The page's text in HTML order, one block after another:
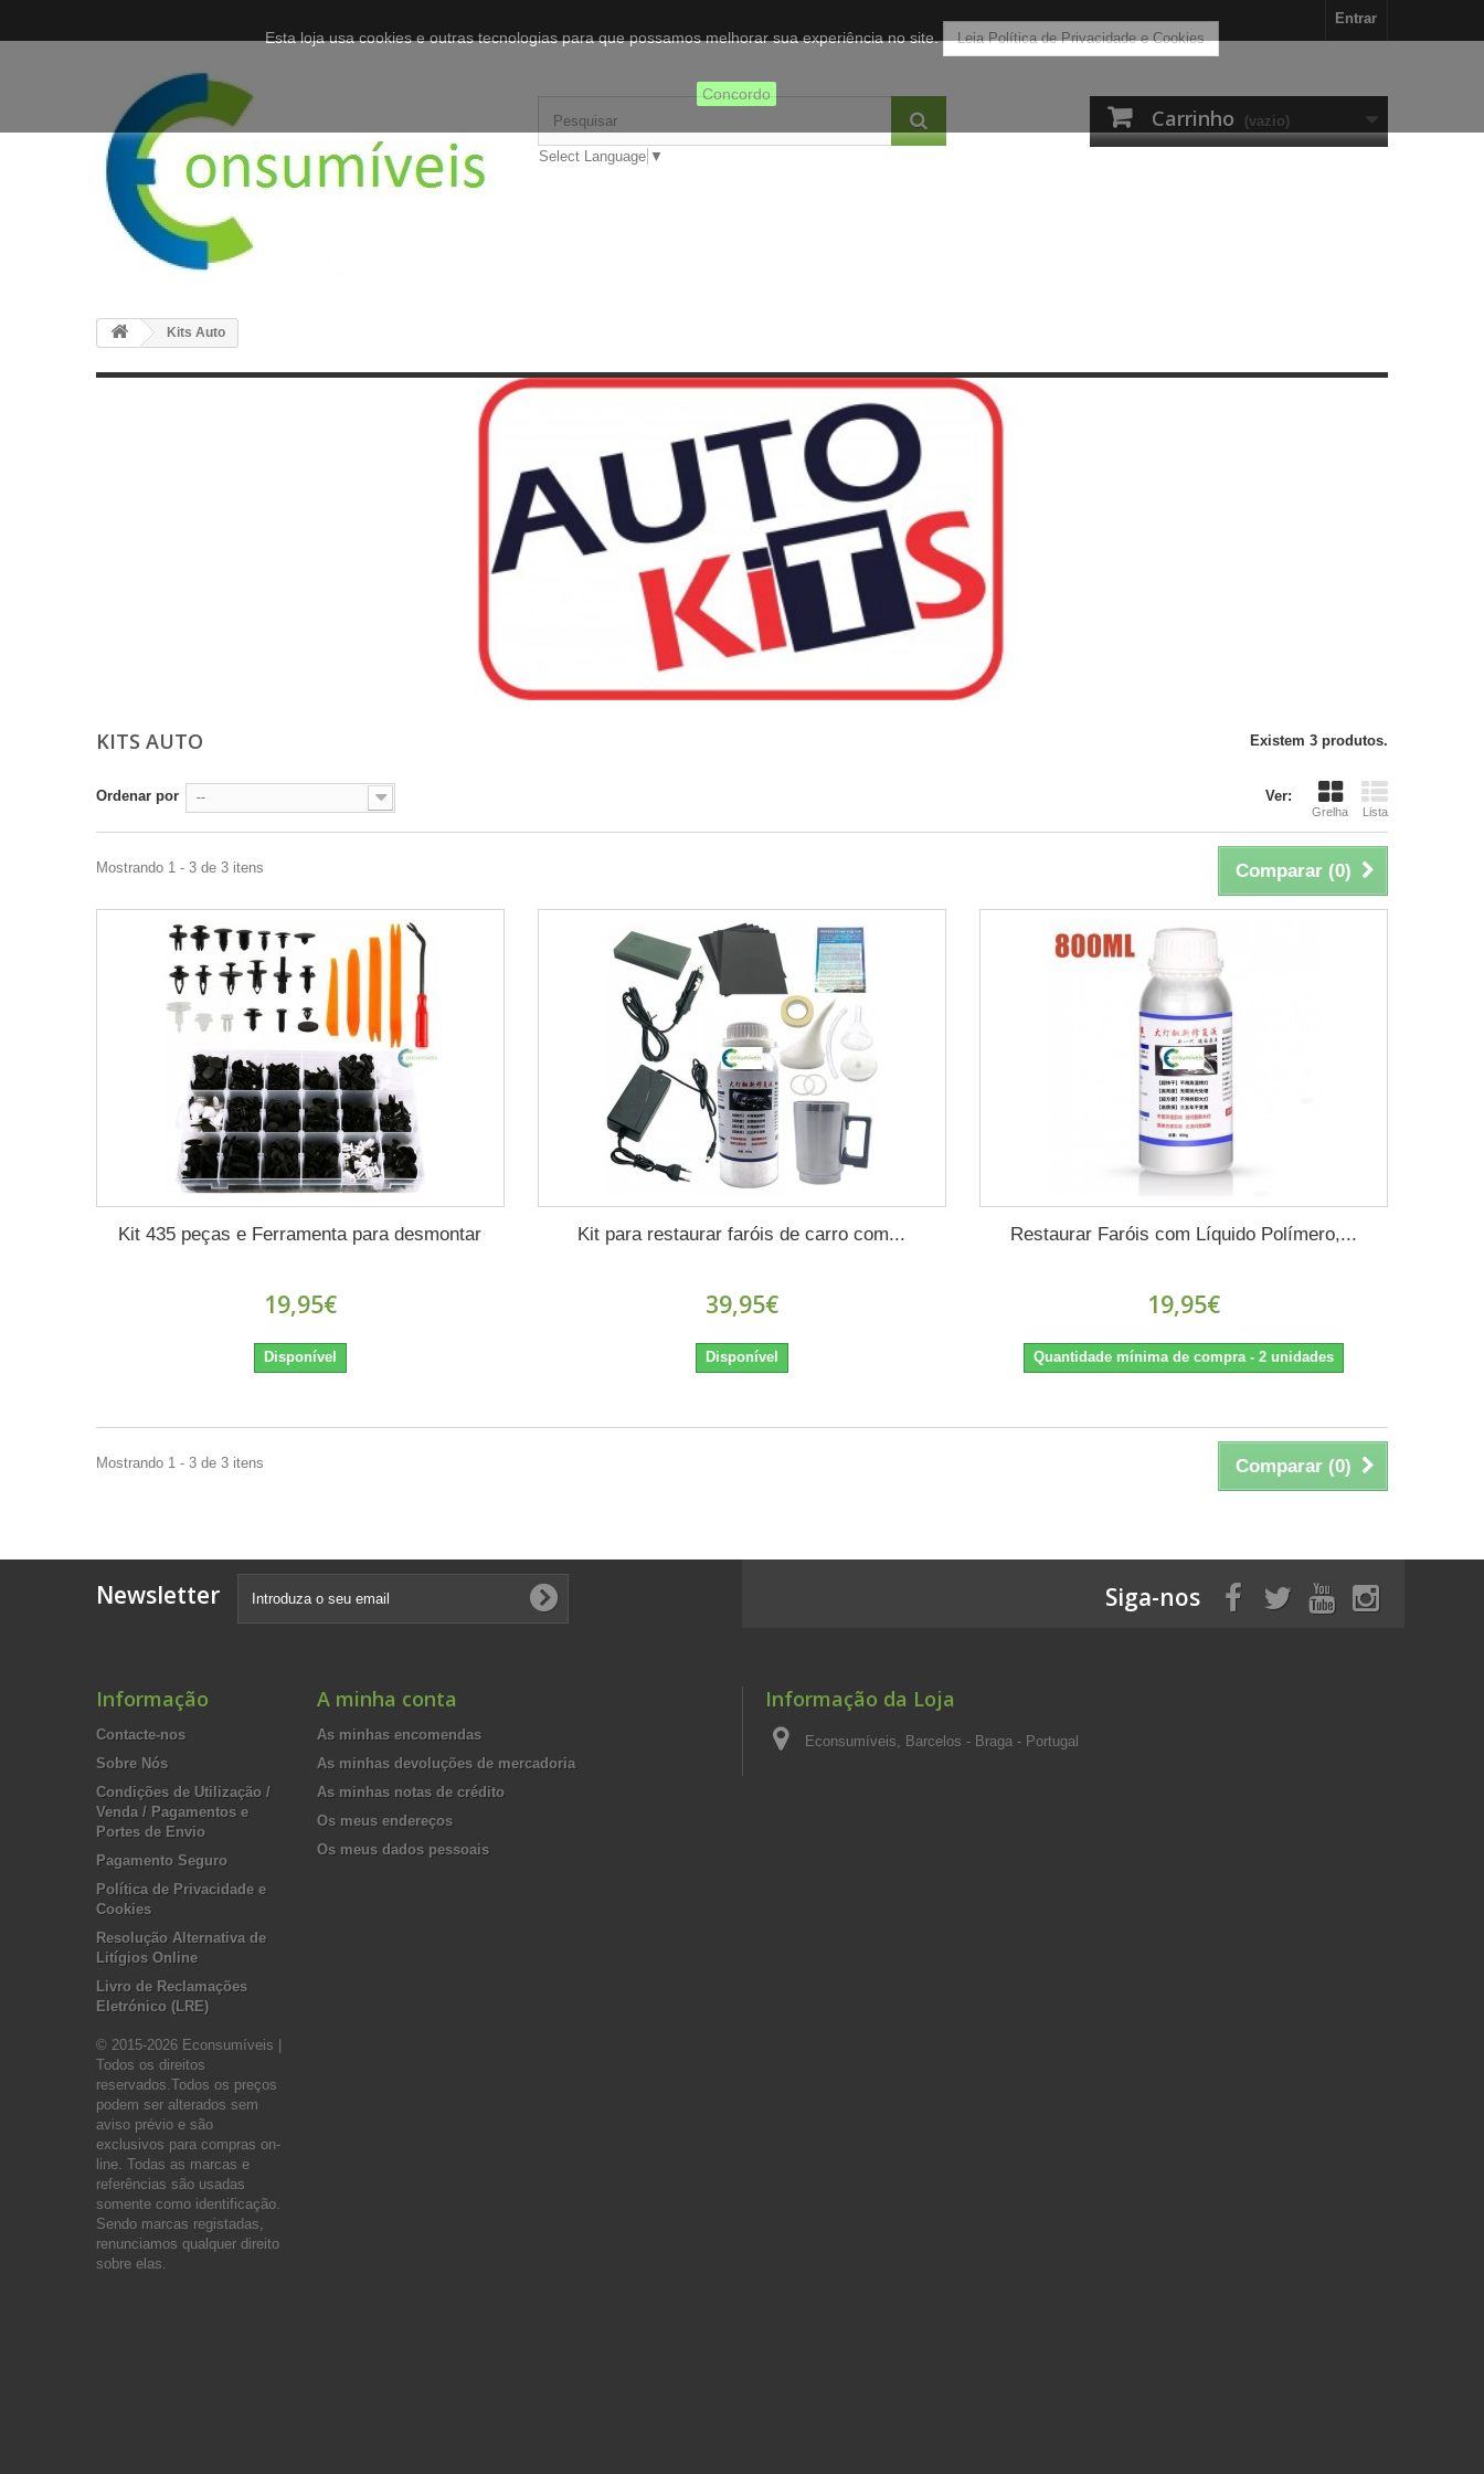
Entrar
Carrinho (vazio)
Select Language ▼
Kits Auto
KITS AUTO Existem 3 produtos.
Ver:
Grelha Lista
Ordenar por --
Comparar (0)
Mostrando 1 - 3 de 3 itens
Kit 435 peças e Ferramenta para desmontar
19,95€
Disponível
Kit para restaurar faróis de carro com...
39,95€
Disponível
Restaurar Faróis com Líquido Polímero,...
19,95€
Quantidade mínima de compra - 2 unidades
Comparar (0)
Mostrando 1 - 3 de 3 itens
Newsletter Siga-nos
Informação
Contacte-nos
Sobre Nós
Condições de Utilização /
Venda / Pagamentos e
Portes de Envio
Pagamento Seguro
Política de Privacidade e
Cookies
Resolução Alternativa de
Litígios Online
Livro de Reclamações
Eletrónico (LRE)
© 2015-2026 Econsumíveis |
Todos os direitos
reservados.Todos os preços
podem ser alterados sem
aviso prévio e são
exclusivos para compras on-
line. Todas as marcas e
referências são usadas
somente como identificação.
Sendo marcas registadas,
renunciamos qualquer direito
sobre elas.
A minha conta
As minhas encomendas
As minhas devoluções de mercadoria
As minhas notas de crédito
Os meus endereços
Os meus dados pessoais
Informação da Loja
Econsumíveis, Barcelos - Braga - Portugal
Esta loja usa cookies e outras tecnologias para que possamos melhorar sua experiência no site. Leia Política de Privacidade e Cookies
Concordo